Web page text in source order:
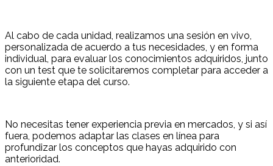
Al cabo de cada unidad, realizamos una sesión en vivo,
personalizada de acuerdo a tus necesidades, y en forma
individual, para evaluar los conocimientos adquiridos, junto
con un test que te solicitaremos completar para acceder a
la siguiente etapa del curso.
No necesitas tener experiencia previa en mercados, y si así
fuera, podemos adaptar las clases en línea para
profundizar los conceptos que hayas adquirido con
anterioridad.